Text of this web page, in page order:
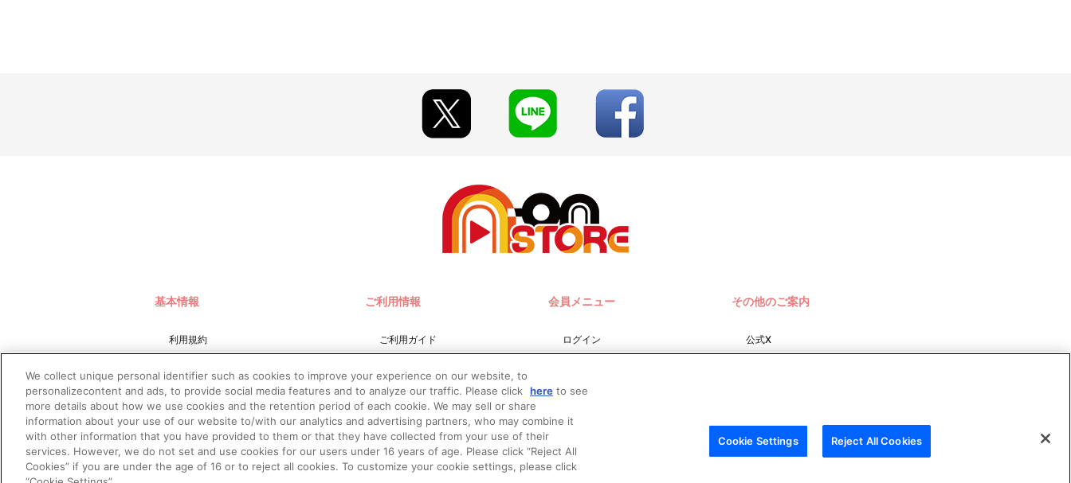
基本情報
利用規約
プライバシーポリシー
プライバシーオプション
会社概要
ご利用情報
ご利用ガイド
お問い合わせ
推奨環境
Do Not Sell or Share My
Personal Information
会員メニュー
ログイン
新規会員登録
その他のご案内
公式X
We collect unique personal identifier such as cookies to improve your experience on our website, to
personalizecontent and ads, to provide social media features and to analyze our traffic. Please click here to see
more details about how we use cookies and the retention period of each cookie. We may sell or share
information about your use of our website to/with our analytics and advertising partners, who may combine it
with other information that you have provided to them or that they have collected from your use of their
services. However, we do not set and use cookies for our users under 16 years of age. Please click “Reject All
Cookies” if you are under the age of 16 or to reject all cookies. To customize your cookie settings, please click
Cookie Settings Reject All Cookies